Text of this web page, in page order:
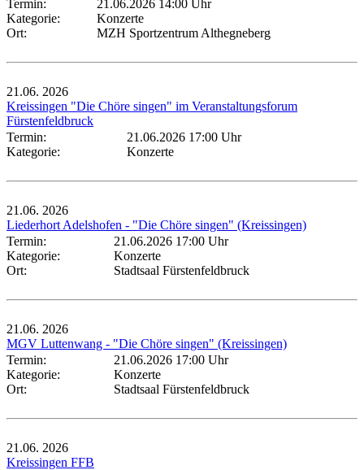
Termin:
21.06.2026 14:00 Uhr
Kategorie:
Konzerte
Ort:
MZH Sportzentrum Althegneberg
21.06. 2026
Kreissingen "Die Chöre singen" im Veranstaltungsforum
Fürstenfeldbruck
Termin:
21.06.2026 17:00 Uhr
Kategorie:
Konzerte
21.06. 2026
Liederhort Adelshofen - "Die Chöre singen" (Kreissingen)
Termin:
21.06.2026 17:00 Uhr
Kategorie:
Konzerte
Ort:
Stadtsaal Fürstenfeldbruck
21.06. 2026
MGV Luttenwang - "Die Chöre singen" (Kreissingen)
Termin:
21.06.2026 17:00 Uhr
Kategorie:
Konzerte
Ort:
Stadtsaal Fürstenfeldbruck
21.06. 2026
Kreissingen FFB